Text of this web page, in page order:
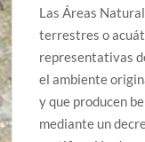
Las Áreas
terrestres o
representativas
el ambiente
y que producen
mediante un